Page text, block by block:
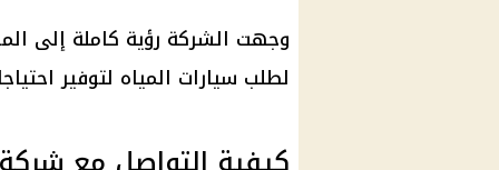
وجهت الشركة رؤية كاملة إلى
لطلب سيارات المياه لتوفير